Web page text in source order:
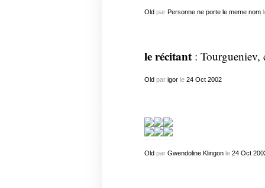
Oldpar Personne ne porte le meme nom
le récitant: Tourgueniev,
Oldpar igorle 24 Oct 2002
Oldpar Gwendoline Klingonle 24 Oct